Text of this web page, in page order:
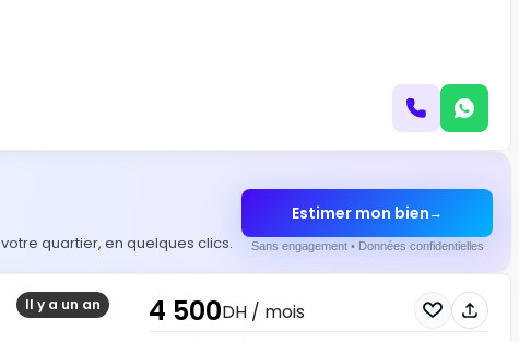
quartier, en quelques clics.
Estimer mon bien →
Sans engagement • Données confidentielles
Il y a un an 4 500DH/ mois